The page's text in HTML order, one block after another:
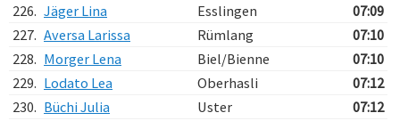
226. Jäger Lina Esslingen
07:09
227. Aversa Larissa Rümlang
07:10
228. Morger Lena Biel/Bienne
07:10
229. Lodato Lea Oberhasli
07:12
230. Büchi Julia Uster
07:12